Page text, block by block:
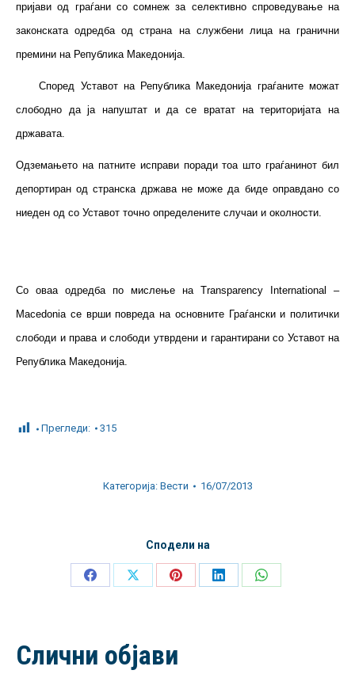
пријави од граѓани со сомнеж за селективно спроведување на
законската одредба од страна на службени лица на гранични
премини на Република Македонија.
Според Уставот на Република Македонија граѓаните можат
слободно да ја напуштат и да се вратат на територијата на
државата.
Одземањето на патните исправи поради тоа што граѓанинот бил
депортиран од странска држава не може да биде оправдано со
ниеден од со Уставот точно определените случаи и околности.
Со оваа одредба по мислење на Transparency International –
Macedonia се врши повреда на основните Граѓански и политички
слободи и права и слободи утврдени и гарантирани со Уставот на
Република Македонија.
Прегледи: 315
Категорија: Вести 16/07/2013
Сподели на
Share
Share
Share
Share
Share
Слични објави